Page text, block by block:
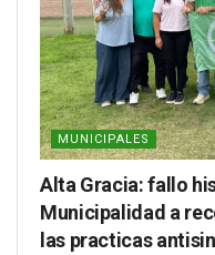
MUNICIPALES
Alta Gracia: fallo
Municipalidad a
las practicas